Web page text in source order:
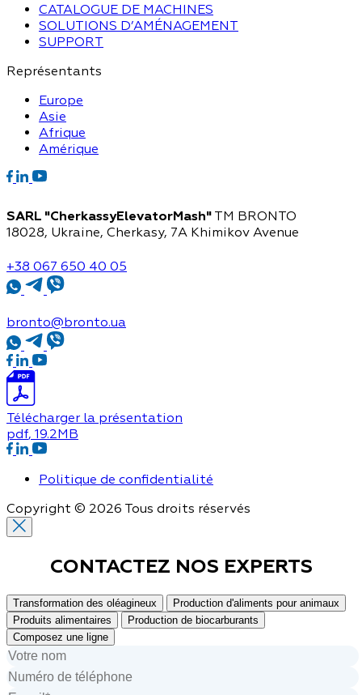
CATALOGUE DE MACHINES
SOLUTIONS D’AMÉNAGEMENT
SUPPORT
Représentants
Europe
Asie
Afrique
Amérique
SARL "CherkassyElevatorMash" TM BRONTO
18028, Ukraine, Cherkasy, 7A Khimikov Avenue
+38 067 650 40 05
bronto@bronto.ua
Télécharger la présentation
pdf, 19.2MB
Politique de confidentialité
Copyright © 2026 Tous droits réservés
CONTACTEZ NOS EXPERTS
Transformation des oléagineux
Production d'aliments pour animaux
Produits alimentaires
Production de biocarburants
Composez une ligne